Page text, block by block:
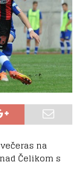
na
Čelikom s